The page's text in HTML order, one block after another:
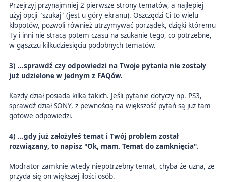
Przejrzyj przynajmniej 2 pierwsze strony tematów, a najlepiej
użyj opcji "szukaj" (jest u góry ekranu). Oszczędzi Ci to wielu
kłopotów, pozwoli również utrzymywać porządek, dzięki któremu
Ty i inni nie stracą potem czasu na szukanie tego, co potrzebne,
w gąszczu kilkudziesięciu podobnych tematów.
3) ...sprawdź czy odpowiedzi na Twoje pytania nie zostały
już udzielone w jednym z FAQów.
Każdy dział posiada kilka takich. Jeśli pytanie dotyczy np. PS3,
sprawdź dział SONY, z pewnością na większość pytań są już tam
gotowe odpowiedzi.
4) ...gdy już założyłeś temat i Twój problem został
rozwiązany, to napisz "Ok, mam. Temat do zamknięcia".
Modrator zamknie wtedy niepotrzebny temat, chyba że uzna, ze
przyda się on większej ilości osób.